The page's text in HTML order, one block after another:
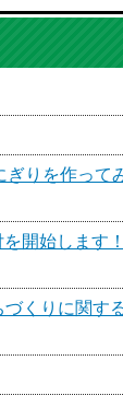
りを作って
開始します
くりに関す